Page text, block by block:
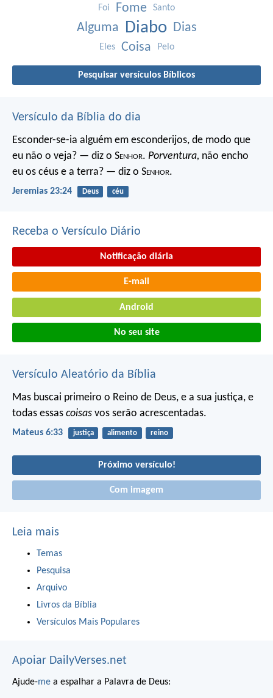
Foi Fome Santo
Alguma Diabo Dias
Eles Coisa Pelo
Pesquisar versículos Bíblicos
Versículo da Bíblia do dia
Esconder-se-ia alguém em esconderijos, de modo que
eu não o veja? — diz o Senhor. Porventura, não encho
eu os céus e a terra? — diz o Senhor.
Jeremias 23:24 Deus céu
Receba o Versículo Diário
Notificação diária
E-mail
Android
No seu site
Versículo Aleatório da Bíblia
Mas buscai primeiro o Reino de Deus, e a sua justiça, e
todas essas coisas vos serão acrescentadas.
Mateus 6:33 justiça alimento reino
Próximo versículo!
Com imagem
Leia mais
Temas
Pesquisa
Arquivo
Livros da Bíblia
Versículos Mais Populares
Apoiar DailyVerses.net
Ajude-me a espalhar a Palavra de Deus: